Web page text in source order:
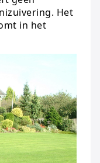
Het
in het